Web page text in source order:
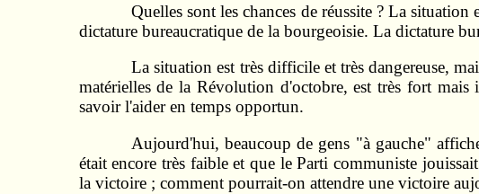
Quelles sont les chances de réussite ? La
dictature bureaucratique de la bourgeoisie. La dictature
La situation est très difficile et très dangereuse,
matérielles de la Révolution d'octobre, est très fort
savoir l'aider en temps opportun.
Aujourd'hui, beaucoup de gens "à gauche"
était encore très faible et que le Parti communiste
la victoire ; comment pourrait-on attendre une victoire